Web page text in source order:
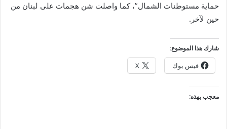
حماية مستوطنات الشمال”، كما واصلت شن هجمات على لبنان من
حين لآخر.
شارك هذا الموضوع:
فيس بوك X
معجب بهذه: